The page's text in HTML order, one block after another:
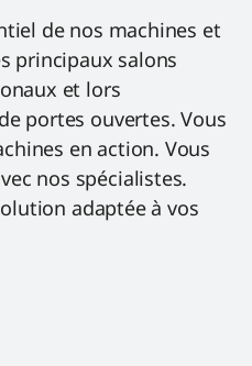
de nos machines et
principaux salons
et lors
portes ouvertes. Vous
en action. Vous
nos spécialistes.
adaptée à vos